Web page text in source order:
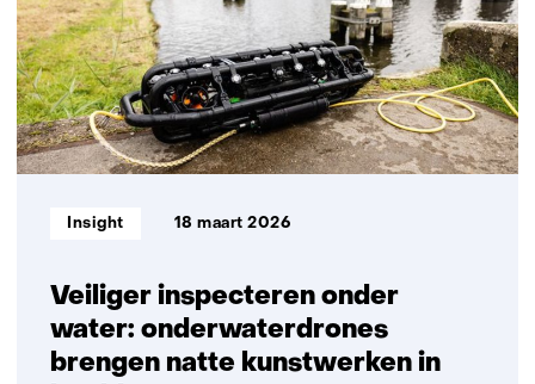
vervangen
en
volledig
circulair
Veiliger inspecteren onder
water: onderwaterdrones
brengen natte kunstwerken in
Informatietype:
Insight 18 maart 2026